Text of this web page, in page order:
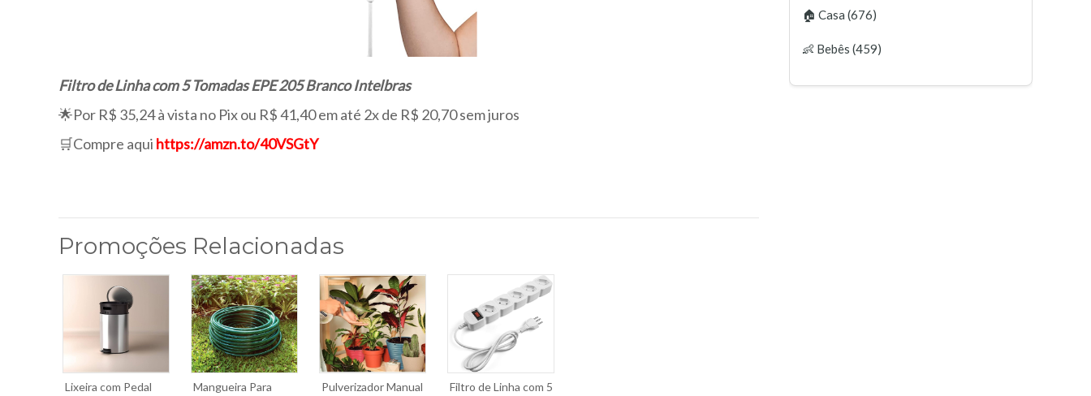
Filtro de Linha com 5 Tomadas EPE 205 Branco Intelbras
🌟Por R$ 35,24 à vista no Pix ou R$ 41,40 em até 2x de R$ 20,70 sem juros
🛒Compre aqui https://amzn.to/40VSGtY
Promoções Relacionadas
Lixeira com Pedal
Mangueira Para
Pulverizador Manual
Filtro de Linha com 5
🏠 Casa (676)
👶 Bebês (459)